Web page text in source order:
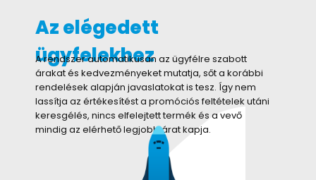
Az elégedett
ügyfelekhez
A rendszer automatikusan az ügyfélre szabott
árakat és kedvezményeket mutatja, sőt a korábbi
rendelések alapján javaslatokat is tesz. Így nem
lassítja az értékesítést a promóciós feltételek utáni
keresgélés, nincs elfelejtett termék és a vevő
mindig az elérhető legjobb árat kapja.